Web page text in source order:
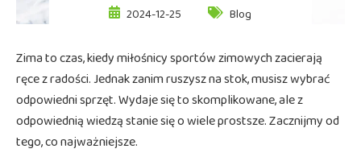
2024-12-25 Blog
Zima to czas, kiedy miłośnicy sportów zimowych zacierają
ręce z radości. Jednak zanim ruszysz na stok, musisz wybrać
odpowiedni sprzęt. Wydaje się to skomplikowane, ale z
odpowiednią wiedzą stanie się o wiele prostsze. Zacznijmy od
tego, co najważniejsze.